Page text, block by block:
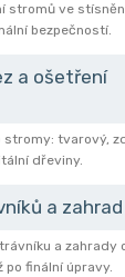
stromů ve
bezpečností.
a ošetření
stromy: tvarový,
dřeviny.
a zahrad
a
po finální úpravy.